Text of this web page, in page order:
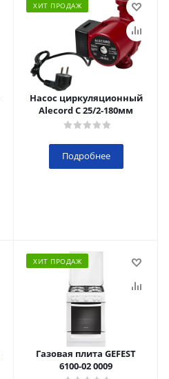
ХИТ ПРОДАЖ
Насос циркуляционный
Alecord C 25/2-180мм
Подробнее
ХИТ ПРОДАЖ
Газовая плита GEFEST
6100-02 0009